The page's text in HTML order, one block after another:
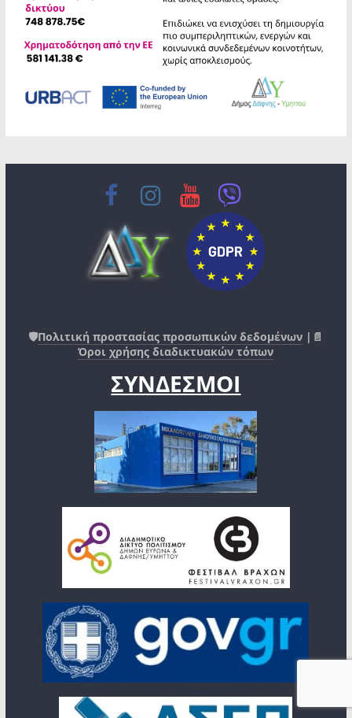
🛡️Πολιτική προστασίας προσωπικών δεδομένων |📄
Όροι χρήσης διαδικτυακών τόπων
ΣΥΝΔΕΣΜΟΙ